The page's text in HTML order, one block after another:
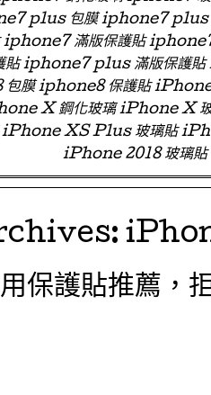
plus 包膜 iphone7 plus
滿版保護貼
iphone7 plus 滿版保護貼
膜 iphone8 保護貼
X 鋼化玻璃 iPhone X
XS Plus 玻璃貼
iPhone 2018 玻璃
護貼推薦，